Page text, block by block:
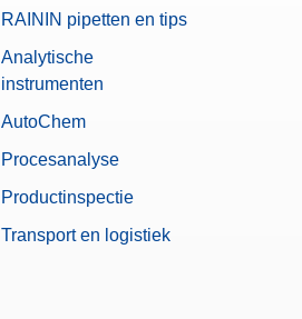
RAININ pipetten en tips
Analytische
instrumenten
AutoChem
Procesanalyse
Productinspectie
Transport en logistiek